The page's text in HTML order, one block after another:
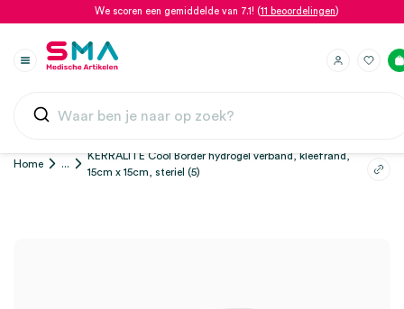
We scoren een gemiddelde van 7.1! (11 beoordelingen)
Home ...
KERRALITE Cool Border hydrogel verband, kleefrand,
15cm x 15cm, steriel (5)